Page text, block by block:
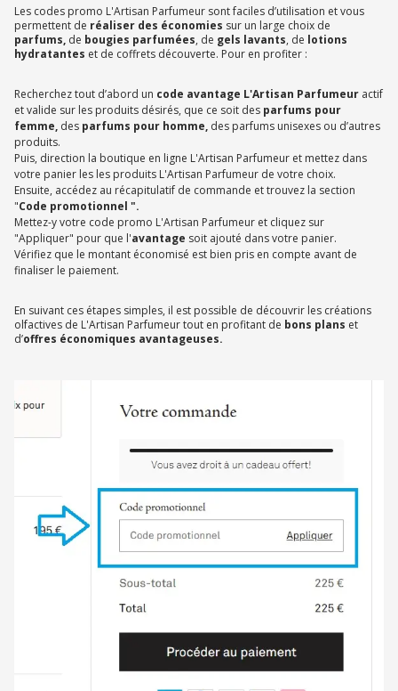
Les codes promo L'Artisan Parfumeur sont faciles d’utilisation et vous
permettent de réaliser des économies sur un large choix de
parfums, de bougies parfumées, de gels lavants, de lotions
hydratantes et de coffrets découverte. Pour en profiter :
Recherchez tout d’abord un code avantage L'Artisan Parfumeur actif
et valide sur les produits désirés, que ce soit des parfums pour
femme, des parfums pour homme, des parfums unisexes ou d’autres
produits.
Puis, direction la boutique en ligne L'Artisan Parfumeur et mettez dans
votre panier les les produits L'Artisan Parfumeur de votre choix.
Ensuite, accédez au récapitulatif de commande et trouvez la section
"Code promotionnel ".
Mettez-y votre code promo L'Artisan Parfumeur et cliquez sur
"Appliquer" pour que l'avantage soit ajouté dans votre panier.
Vérifiez que le montant économisé est bien pris en compte avant de
finaliser le paiement.
En suivant ces étapes simples, il est possible de découvrir les créations
olfactives de L'Artisan Parfumeur tout en profitant de bons plans et
d’offres économiques avantageuses.